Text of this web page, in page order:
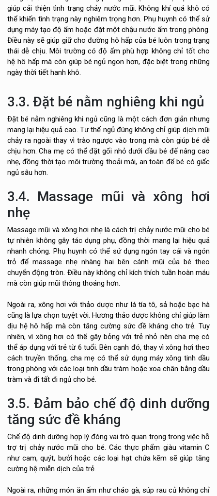
giúp cải thiện tình trạng chảy nước mũi. Không khí quá khô có
thể khiến tình trạng này nghiêm trọng hơn. Phụ huynh có thể sử
dụng máy tạo độ ẩm hoặc đặt một chậu nước ấm trong phòng.
Điều này sẽ giúp giữ cho đường hô hấp của bé luôn trong trạng
thái dễ chịu. Môi trường có độ ẩm phù hợp không chỉ tốt cho
hệ hô hấp mà còn giúp bé ngủ ngon hơn, đặc biệt trong những
ngày thời tiết hanh khô.
3.3. Đặt bé nằm nghiêng khi ngủ
Đặt bé nằm nghiêng khi ngủ cũng là một cách đơn giản nhưng
mang lại hiệu quả cao. Tư thế ngủ đúng không chỉ giúp dịch mũi
chảy ra ngoài thay vì trào ngược vào trong mà còn giúp bé dễ
chịu hơn. Cha mẹ có thể đặt gối nhỏ dưới đầu bé để nâng cao
nhẹ, đồng thời tạo môi trường thoải mái, an toàn để bé có giấc
ngủ sâu hơn.
3.4. Massage mũi và xông hơi
nhẹ
Massage mũi và xông hơi nhẹ là cách trị chảy nước mũi cho bé
tự nhiên không gây tác dụng phụ, đồng thời mang lại hiệu quả
nhanh chóng. Phụ huynh có thể sử dụng ngón tay cái và ngón
trỏ để massage nhẹ nhàng hai bên cánh mũi của bé theo
chuyển động tròn. Điều này không chỉ kích thích tuần hoàn máu
mà còn giúp mũi thông thoáng hơn.
Ngoài ra, xông hơi với thảo dược như lá tía tô, sả hoặc bạc hà
cũng là lựa chọn tuyệt vời. Hương thảo dược không chỉ giúp làm
dịu hệ hô hấp mà còn tăng cường sức đề kháng cho trẻ. Tuy
nhiên, vì xông hơi có thể gây bỏng với trẻ nhỏ nên cha mẹ có
thể áp dụng với trẻ từ 6 tuổi. Bên cạnh đó, thay vì xông hơi theo
cách truyền thống, cha mẹ có thể sử dụng máy xông tinh dầu
trong phòng với các loại tinh dầu tràm hoặc xoa chân bằng dầu
tràm và đi tất đi ngủ cho bé.
3.5. Đảm bảo chế độ dinh dưỡng
tăng sức đề kháng
Chế độ dinh dưỡng hợp lý đóng vai trò quan trọng trong việc hỗ
trợ trị chảy nước mũi cho bé. Các thực phẩm giàu vitamin C
như cam, quýt, bưởi hoặc các loại hạt chứa kẽm sẽ giúp tăng
cường hệ miễn dịch của trẻ.
Ngoài ra, những món ăn ấm như cháo gà, súp rau củ không chỉ